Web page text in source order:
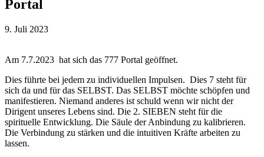
Portal
9. Juli 2023
Am 7.7.2023 hat sich das 777 Portal geöffnet.
Dies führte bei jedem zu individuellen Impulsen. Dies 7 steht für
sich da und für das SELBST. Das SELBST möchte schöpfen und
manifestieren. Niemand anderes ist schuld wenn wir nicht der
Dirigent unseres Lebens sind. Die 2. SIEBEN steht für die
spirituelle Entwicklung. Die Säule der Anbindung zu kalibrieren.
Die Verbindung zu stärken und die intuitiven Kräfte arbeiten zu
lassen.